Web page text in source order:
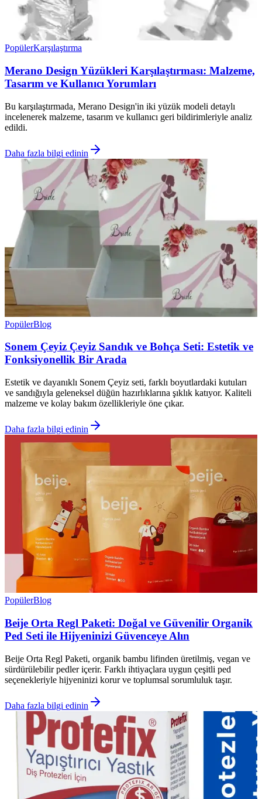
PopülerKarşılaştırma
Merano Design Yüzükleri Karşılaştırması: Malzeme,
Tasarım ve Kullanıcı Yorumları
Bu karşılaştırmada, Merano Design'in iki yüzük modeli detaylı
incelenerek malzeme, tasarım ve kullanıcı geri bildirimleriyle analiz
edildi.
Daha fazla bilgi edinin
PopülerBlog
Sonem Çeyiz Çeyiz Sandık ve Bohça Seti: Estetik ve
Fonksiyonellik Bir Arada
Estetik ve dayanıklı Sonem Çeyiz seti, farklı boyutlardaki kutuları
ve sandığıyla geleneksel düğün hazırlıklarına şıklık katıyor. Kaliteli
malzeme ve kolay bakım özellikleriyle öne çıkar.
Daha fazla bilgi edinin
PopülerBlog
Beije Orta Regl Paketi: Doğal ve Güvenilir Organik
Ped Seti ile Hijyeninizi Güvenceye Alın
Beije Orta Regl Paketi, organik bambu lifinden üretilmiş, vegan ve
sürdürülebilir pedler içerir. Farklı ihtiyaçlara uygun çeşitli ped
seçenekleriyle hijyeninizi korur ve toplumsal sorumluluk taşır.
Daha fazla bilgi edinin